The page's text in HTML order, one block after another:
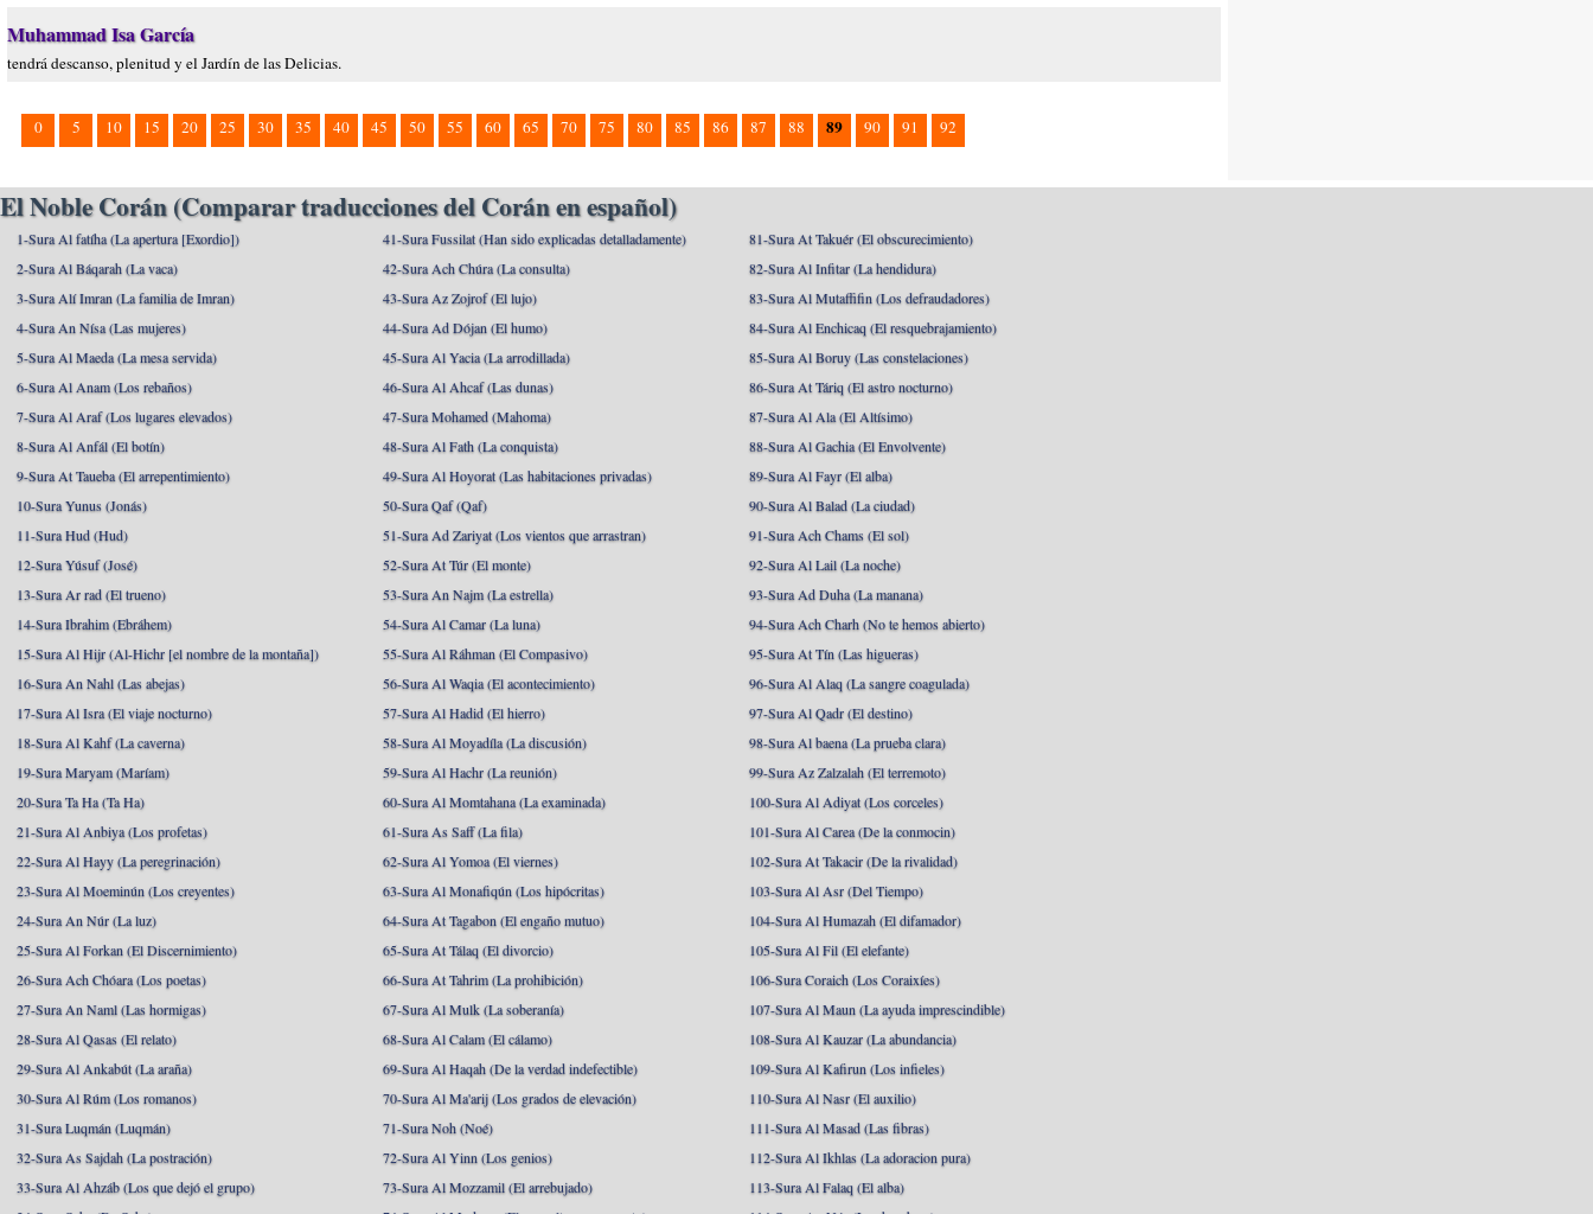
Muhammad Isa García
tendrá descanso, plenitud y el Jardín de las Delicias.
0 5 10 15 20 25 30 35 40 45 50 55 60 65 70 75 80 85 86 87 88 89 90 91 92
El Noble Corán (Comparar traducciones del Corán en español)
1-Sura Al fatíha (La apertura [Exordio])
2-Sura Al Báqarah (La vaca)
3-Sura Alí Imran (La familia de Imran)
4-Sura An Nísa (Las mujeres)
5-Sura Al Maeda (La mesa servida)
6-Sura Al Anam (Los rebaños)
7-Sura Al Araf (Los lugares elevados)
8-Sura Al Anfál (El botín)
9-Sura At Taueba (El arrepentimiento)
10-Sura Yunus (Jonás)
11-Sura Hud (Hud)
12-Sura Yúsuf (José)
13-Sura Ar rad (El trueno)
14-Sura Ibrahim (Ebráhem)
15-Sura Al Hijr (Al-Hichr [el nombre de la montaña])
16-Sura An Nahl (Las abejas)
17-Sura Al Isra (El viaje nocturno)
18-Sura Al Kahf (La caverna)
19-Sura Maryam (Maríam)
20-Sura Ta Ha (Ta Ha)
21-Sura Al Anbiya (Los profetas)
22-Sura Al Hayy (La peregrinación)
23-Sura Al Moeminún (Los creyentes)
24-Sura An Núr (La luz)
25-Sura Al Forkan (El Discernimiento)
26-Sura Ach Chóara (Los poetas)
27-Sura An Naml (Las hormigas)
28-Sura Al Qasas (El relato)
29-Sura Al Ankabút (La araña)
30-Sura Al Rúm (Los romanos)
31-Sura Luqmán (Luqmán)
32-Sura As Sajdah (La postración)
33-Sura Al Ahzáb (Los que dejó el grupo)
41-Sura Fussilat (Han sido explicadas detalladamente)
42-Sura Ach Chúra (La consulta)
43-Sura Az Zojrof (El lujo)
44-Sura Ad Dójan (El humo)
45-Sura Al Yacia (La arrodillada)
46-Sura Al Ahcaf (Las dunas)
47-Sura Mohamed (Mahoma)
48-Sura Al Fath (La conquista)
49-Sura Al Hoyorat (Las habitaciones privadas)
50-Sura Qaf (Qaf)
51-Sura Ad Zariyat (Los vientos que arrastran)
52-Sura At Túr (El monte)
53-Sura An Najm (La estrella)
54-Sura Al Camar (La luna)
55-Sura Al Ráhman (El Compasivo)
56-Sura Al Waqia (El acontecimiento)
57-Sura Al Hadid (El hierro)
58-Sura Al Moyadíla (La discusión)
59-Sura Al Hachr (La reunión)
60-Sura Al Momtahana (La examinada)
61-Sura As Saff (La fila)
62-Sura Al Yomoa (El viernes)
63-Sura Al Monafiqún (Los hipócritas)
64-Sura At Tagabon (El engaño mutuo)
65-Sura At Tálaq (El divorcio)
66-Sura At Tahrim (La prohibición)
67-Sura Al Mulk (La soberanía)
68-Sura Al Calam (El cálamo)
69-Sura Al Haqah (De la verdad indefectible)
70-Sura Al Ma'arij (Los grados de elevación)
71-Sura Noh (Noé)
72-Sura Al Yinn (Los genios)
73-Sura Al Mozzamil (El arrebujado)
81-Sura At Takuér (El obscurecimiento)
82-Sura Al Infitar (La hendidura)
83-Sura Al Mutaffifin (Los defraudadores)
84-Sura Al Enchicaq (El resquebrajamiento)
85-Sura Al Boruy (Las constelaciones)
86-Sura At Táriq (El astro nocturno)
87-Sura Al Ala (El Altísimo)
88-Sura Al Gachia (El Envolvente)
89-Sura Al Fayr (El alba)
90-Sura Al Balad (La ciudad)
91-Sura Ach Chams (El sol)
92-Sura Al Lail (La noche)
93-Sura Ad Duha (La manana)
94-Sura Ach Charh (No te hemos abierto)
95-Sura At Tín (Las higueras)
96-Sura Al Alaq (La sangre coagulada)
97-Sura Al Qadr (El destino)
98-Sura Al baena (La prueba clara)
99-Sura Az Zalzalah (El terremoto)
100-Sura Al Adiyat (Los corceles)
101-Sura Al Carea (De la conmocin)
102-Sura At Takacir (De la rivalidad)
103-Sura Al Asr (Del Tiempo)
104-Sura Al Humazah (El difamador)
105-Sura Al Fil (El elefante)
106-Sura Coraich (Los Coraixíes)
107-Sura Al Maun (La ayuda imprescindible)
108-Sura Al Kauzar (La abundancia)
109-Sura Al Kafirun (Los infieles)
110-Sura Al Nasr (El auxilio)
111-Sura Al Masad (Las fibras)
112-Sura Al Ikhlas (La adoracion pura)
113-Sura Al Falaq (El alba)